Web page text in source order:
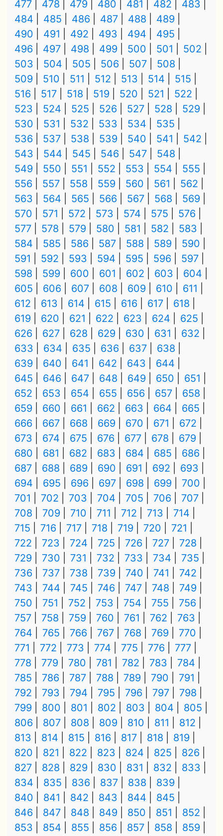
477 478 479 480 481 482
483
484
485 486 487 488
489
490
491 492 493 494
495
496
497 498 499 500 501
502
503
504 505 506 507
508
509
510 511 512 513 514
515
516
517 518 519 520 521
522
523
524 525 526 527 528
529
530
531 532 533 534
535
536
537 538 539 540 541
542
543
544 545 546 547
548
549
550 551 552 553 554
555
556
557 558 559 560 561
562
563
564 565 566 567 568
569
570
571 572 573 574 575
576
577
578 579 580 581 582
583
584
585 586 587 588 589
590
591
592 593 594 595 596
597
598
599 600 601 602 603
604
605
606 607 608 609 610
611
612
613 614 615 616 617
618
619
620 621 622 623 624
625
626
627 628 629 630 631
632
633
634 635 636 637
638
639
640 641 642 643
644
645
646 647 648 649 650
651
652
653 654 655 656 657
658
659
660 661 662 663 664
665
666
667 668 669 670 671
672
673
674 675 676 677 678
679
680
681 682 683 684 685
686
687
688 689 690 691 692
693
694
695 696 697 698 699
700
701
702 703 704 705 706
707
708
709 710 711 712 713
714
715
716 717 718 719 720
721
722
723 724 725 726 727
728
729
730 731 732 733 734
735
736
737 738 739 740 741
742
743
744 745 746 747 748
749
750
751 752 753 754 755
756
757
758 759 760 761 762
763
764
765 766 767 768 769
770
771
772 773 774 775 776
777
778
779 780 781 782 783
784
785
786 787 788 789 790
791
792
793 794 795 796 797
798
799
800 801 802 803 804
805
806
807 808 809 810 811
812
813
814 815 816 817 818
819
820
821 822 823 824 825
826
827
828 829 830 831 832
833
834
835 836 837 838
839
840
841 842 843 844
845
846
847 848 849 850 851
852
853
854 855 856 857 858
859